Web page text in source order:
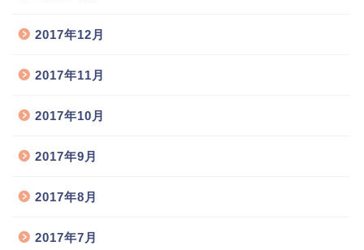
2017年12月
2017年11月
2017年10月
2017年9月
2017年8月
2017年7月